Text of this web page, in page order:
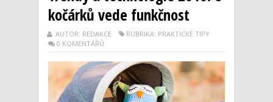
kočárků vede funkčnost
AUTOR: REDAKCE
RUBRIKA: PRAKTICKÉ TIPY
0 KOMENTÁŘŮ